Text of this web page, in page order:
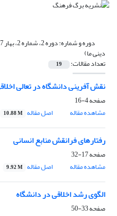
دوره و شماره:
دینی ما)
تعداد مقالات: 19
نقش آفرینی دانشگاه در تعالی
صفحه4-16
مشاهده مقاله
اصل مقاله 10.88 M
رفتارهای فرانقش منابع انسانی
صفحه17-32
مشاهده مقاله
اصل مقاله 9.92 M
الگوی رشد اخلاقی در دانشگاه
صفحه33-50